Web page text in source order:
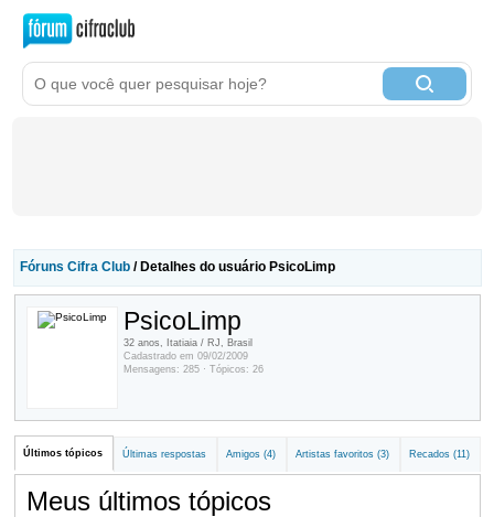
Fóruns Cifra Club/ Detalhes do usuário PsicoLimp
PsicoLimp
32 anos, Itatiaia / RJ, Brasil
Cadastrado em 09/02/2009
Mensagens: 285 · Tópicos: 26
Últimos tópicos Últimas respostas Amigos (4) Artistas favoritos (3) Recados (11)
Meus últimos tópicos